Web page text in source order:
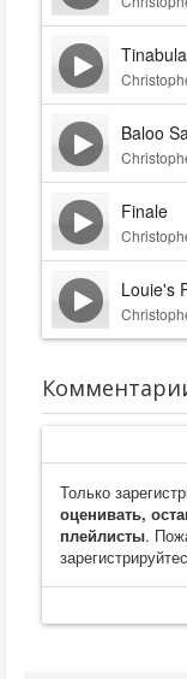
Baloo
Finale
Louie's
Только
оценивать,
плейлисты.